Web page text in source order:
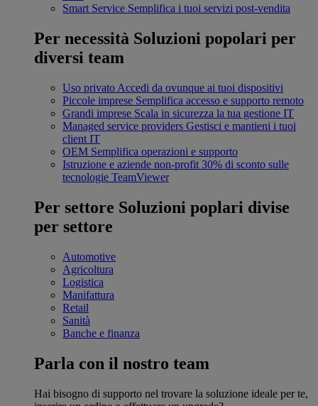
Smart Service Semplifica i tuoi servizi post-vendita
Per necessità Soluzioni popolari per
diversi team
Uso privato Accedi da ovunque ai tuoi dispositivi
Piccole imprese Semplifica accesso e supporto remoto
Grandi imprese Scala in sicurezza la tua gestione IT
Managed service providers Gestisci e mantieni i tuoi
client IT
OEM Semplifica operazioni e supporto
Istruzione e aziende non-profit 30% di sconto sulle
tecnologie TeamViewer
Per settore Soluzioni poplari divise
per settore
Automotive
Agricoltura
Logistica
Manifattura
Retail
Sanità
Banche e finanza
Parla con il nostro team
Hai bisogno di supporto nel trovare la soluzione ideale per te,